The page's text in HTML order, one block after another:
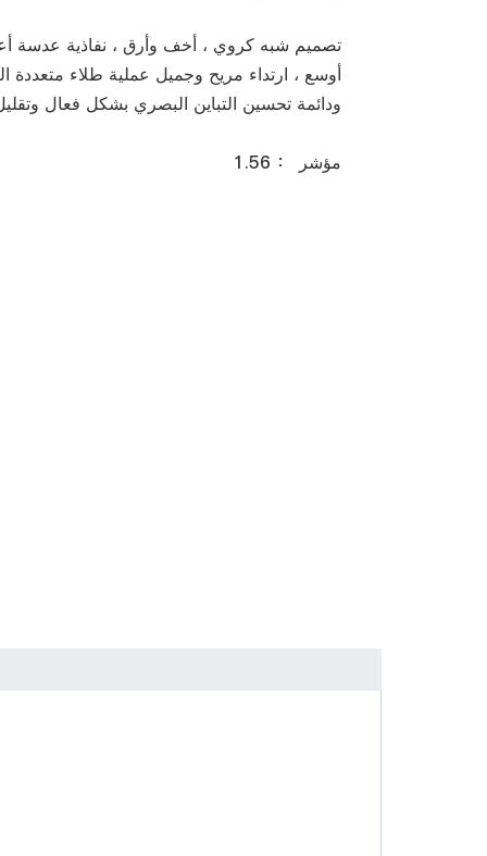
تصميم شبه كروي ، أخف وأرق ، نفاذية عدسة
أوسع ، ارتداء مريح وجميل عملية طلاء متعددة
ودائمة تحسين التباين البصري بشكل فعال
مؤشر ： 1.56